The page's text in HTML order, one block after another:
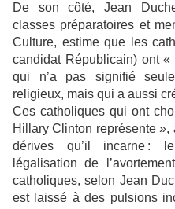
De son côté, Jean
classes préparatoires et
Culture, estime que les
candidat Républicain) ont
qui n’a pas signifié
religieux, mais qui a aussi
Ces catholiques qui ont
Hillary Clinton représente
dérives qu’il incarne :
légalisation de
catholiques, selon Jean
est laissé à des pulsions